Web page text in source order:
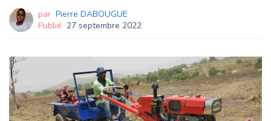
par Pierre DABOUGUE
Publié 27 septembre 2022